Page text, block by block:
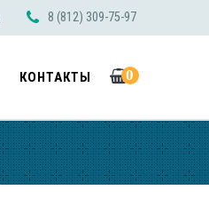
8 (812) 309-75-97
КОНТАКТЫ 0